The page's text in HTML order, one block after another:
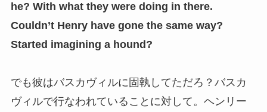
he? With what they were doing in there.
Couldn’t Henry have gone the same way?
Started imagining a hound?
でも彼はバスカヴィルに固執してただろ？バスカ
ヴィルで行なわれていることに対して。ヘンリー